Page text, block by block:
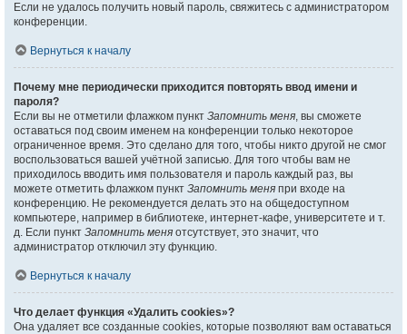
Если не удалось получить новый пароль, свяжитесь с администратором
конференции.
Вернуться к началу
Почему мне периодически приходится повторять ввод имени и
пароля?
Если вы не отметили флажком пункт Запомнить меня, вы сможете
оставаться под своим именем на конференции только некоторое
ограниченное время. Это сделано для того, чтобы никто другой не смог
воспользоваться вашей учётной записью. Для того чтобы вам не
приходилось вводить имя пользователя и пароль каждый раз, вы
можете отметить флажком пункт Запомнить меня при входе на
конференцию. Не рекомендуется делать это на общедоступном
компьютере, например в библиотеке, интернет-кафе, университете и т.
д. Если пункт Запомнить меня отсутствует, это значит, что
администратор отключил эту функцию.
Вернуться к началу
Что делает функция «Удалить cookies»?
Она удаляет все созданные cookies, которые позволяют вам оставаться